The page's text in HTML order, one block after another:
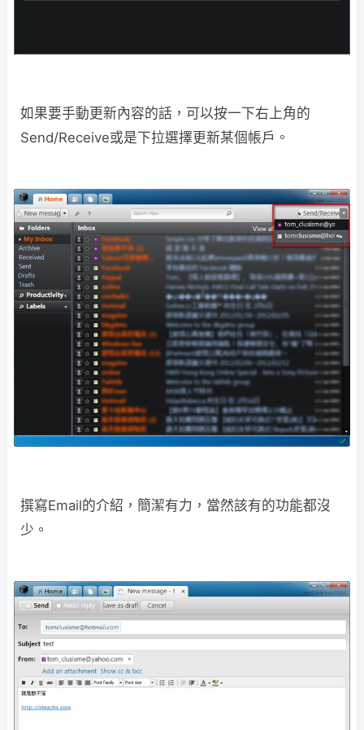
如果要手動更新內容的話，可以按一下右上角的
Send/Receive或是下拉選擇更新某個帳戶。
撰寫Email的介紹，簡潔有力，當然該有的功能都沒
少。